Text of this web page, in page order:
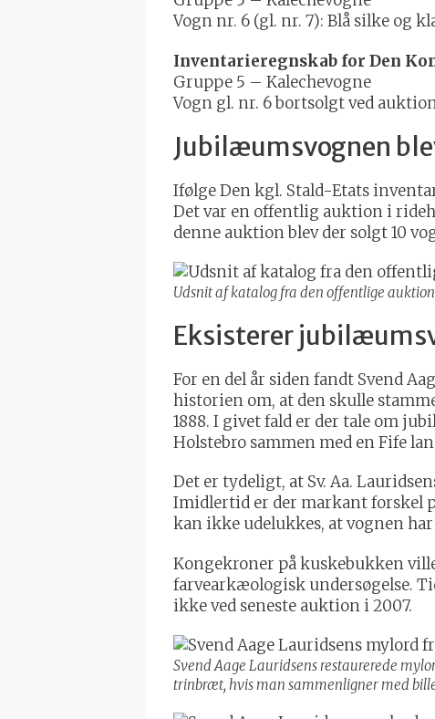
Vogn nr. 6 (gl. nr. 7): Blå silke og
Inventarieregnskab for Den
Gruppe 5 – Kalechevogne
Vogn gl. nr. 6 bortsolgt ved auktion
Jubilæumsvognen
Ifølge Den kgl. Stald-Etats
Det var en offentlig auktion i
denne auktion blev der solgt 10
Udsnit af katalog fra den offentlige
Eksisterer
For en del år siden fandt Svend
historien om, at den skulle
1888. I givet fald er der tale om
Holstebro sammen med en Fife
Det er tydeligt, at Sv. Aa.
Imidlertid er der markant forskel
kan ikke udelukkes, at vognen
Kongekroner på kuskebukken
farvearkæologisk undersøgelse.
ikke ved seneste auktion i 2007.
Svend Aage Lauridsens restaurerede
trinbræt, hvis man sammenligner med